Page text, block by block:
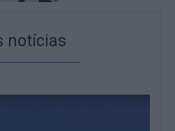
notícias